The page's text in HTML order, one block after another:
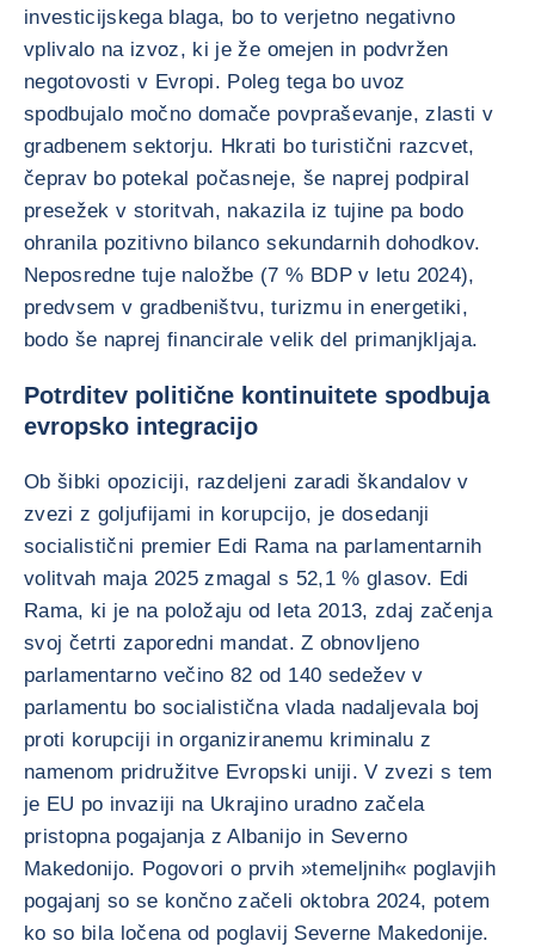
investicijskega blaga, bo to verjetno negativno
vplivalo na izvoz, ki je že omejen in podvržen
negotovosti v Evropi. Poleg tega bo uvoz
spodbujalo močno domače povpraševanje, zlasti v
gradbenem sektorju. Hkrati bo turistični razcvet,
čeprav bo potekal počasneje, še naprej podpiral
presežek v storitvah, nakazila iz tujine pa bodo
ohranila pozitivno bilanco sekundarnih dohodkov.
Neposredne tuje naložbe (7 % BDP v letu 2024),
predvsem v gradbeništvu, turizmu in energetiki,
bodo še naprej financirale velik del primanjkljaja.
Potrditev politične kontinuitete spodbuja
evropsko integracijo
Ob šibki opoziciji, razdeljeni zaradi škandalov v
zvezi z goljufijami in korupcijo, je dosedanji
socialistični premier Edi Rama na parlamentarnih
volitvah maja 2025 zmagal s 52,1 % glasov. Edi
Rama, ki je na položaju od leta 2013, zdaj začenja
svoj četrti zaporedni mandat. Z obnovljeno
parlamentarno večino 82 od 140 sedežev v
parlamentu bo socialistična vlada nadaljevala boj
proti korupciji in organiziranemu kriminalu z
namenom pridružitve Evropski uniji. V zvezi s tem
je EU po invaziji na Ukrajino uradno začela
pristopna pogajanja z Albanijo in Severno
Makedonijo. Pogovori o prvih »temeljnih« poglavjih
pogajanj so se končno začeli oktobra 2024, potem
ko so bila ločena od poglavij Severne Makedonije.